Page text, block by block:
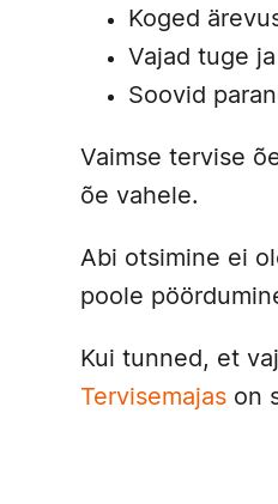
Koged
Vajad tuge
Soovid
Vaimse tervise
õe vahele.
Abi otsimine ei
poole
Kui tunned, et
Tervisemajas on